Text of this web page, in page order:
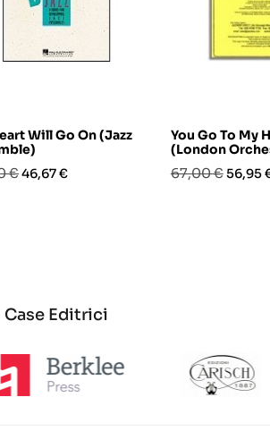
Will Go On (Jazz
€Prezzo
46,67 €
You Go To My
(London
Prezzo
67,00 €Prezzo
56,95
Case Editrici